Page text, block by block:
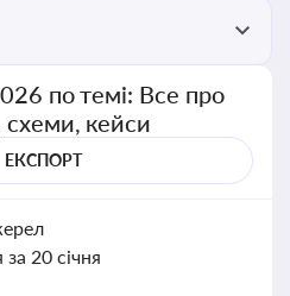
по темі: Все про
схеми, кейси
ЕКСПОРТ
за 20 січня